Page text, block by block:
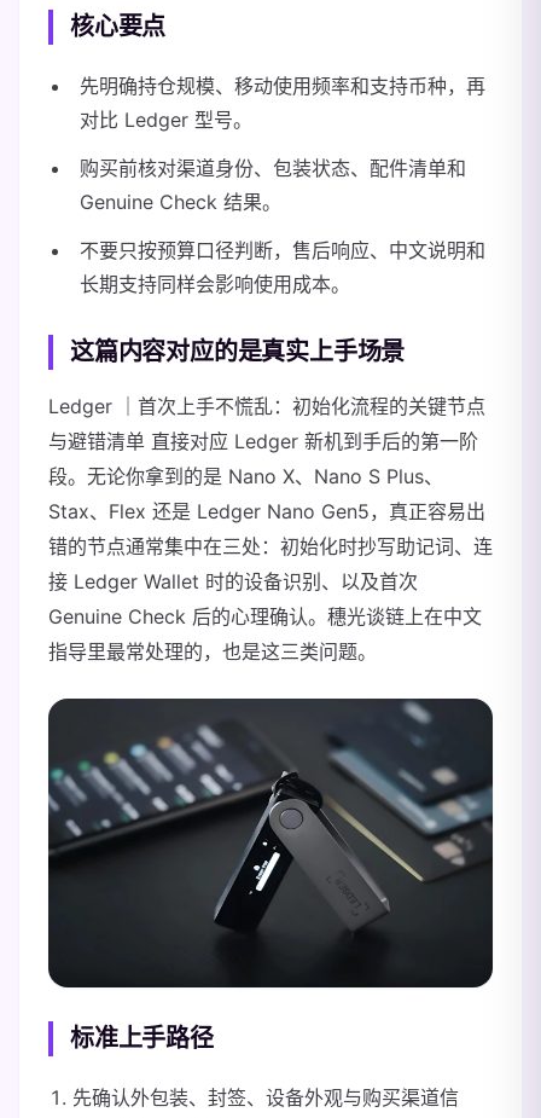
核心要点
先明确持仓规模、移动使用频率和支持币种，再
对比 Ledger 型号。
购买前核对渠道身份、包装状态、配件清单和
Genuine Check 结果。
不要只按预算口径判断，售后响应、中文说明和
长期支持同样会影响使用成本。
这篇内容对应的是真实上手场景
Ledger ｜首次上手不慌乱：初始化流程的关键节点
与避错清单 直接对应 Ledger 新机到手后的第一阶
段。无论你拿到的是 Nano X、Nano S Plus、
Stax、Flex 还是 Ledger Nano Gen5，真正容易出
错的节点通常集中在三处：初始化时抄写助记词、连
接 Ledger Wallet 时的设备识别、以及首次
Genuine Check 后的心理确认。穗光谈链上在中文
指导里最常处理的，也是这三类问题。
标准上手路径
先确认外包装、封签、设备外观与购买渠道信